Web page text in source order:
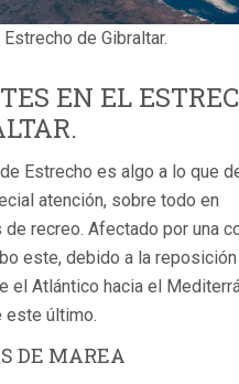
de Gibraltar.
EN EL
Estrecho es algo a lo que
atención, sobre todo en
recreo. Afectado por una
este, debido a la
el Atlántico hacia el
este último.
DE MAREA